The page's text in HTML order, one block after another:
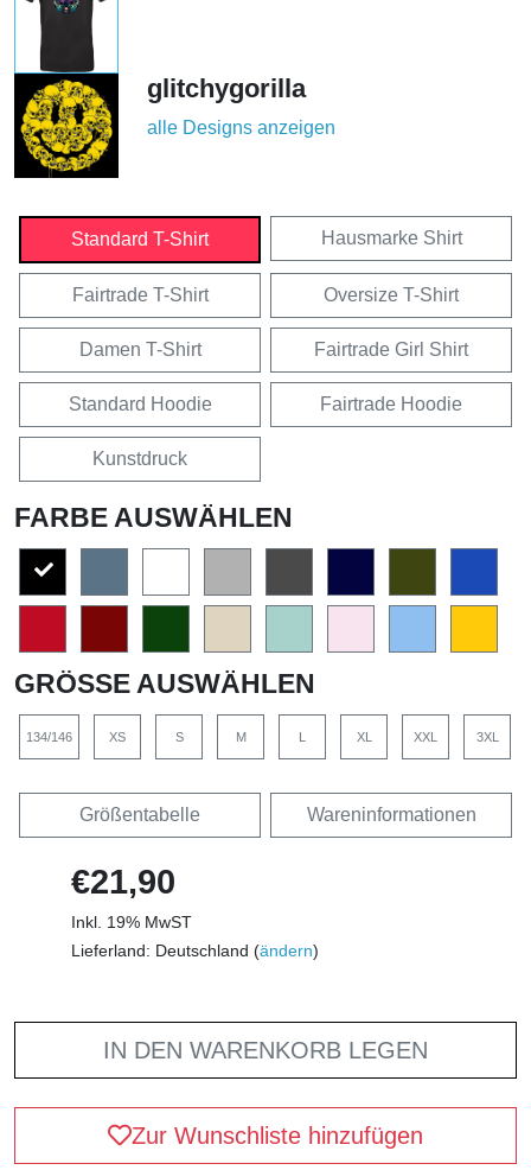
glitchygorilla
alle Designs anzeigen
Standard T-Shirt Hausmarke Shirt
Fairtrade T-Shirt Oversize T-Shirt
Damen T-Shirt Fairtrade Girl Shirt
Standard Hoodie Fairtrade Hoodie
Kunstdruck
FARBE AUSWÄHLEN
GRÖSSE AUSWÄHLEN
134/146 XS S M L XL XXL 3XL
Größentabelle Wareninformationen
€21,90
Inkl. 19% MwST
Lieferland: Deutschland (ändern)
IN DEN WARENKORB LEGEN
Zur Wunschliste hinzufügen